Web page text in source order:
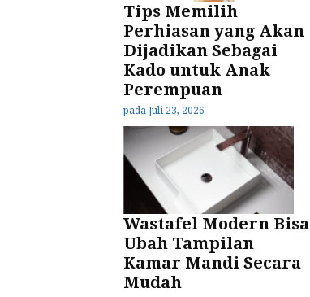
Tips Memilih
Perhiasan yang Akan
Dijadikan Sebagai
Kado untuk Anak
Perempuan
pada Juli 23, 2026
Wastafel Modern Bisa
Ubah Tampilan
Kamar Mandi Secara
Mudah